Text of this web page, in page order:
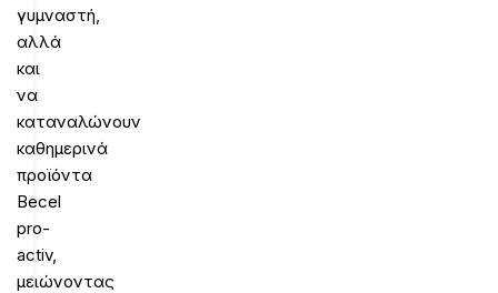
γυμναστή,
αλλά
και
να
καταναλώνουν
καθημερινά
προϊόντα
Becel
pro-
activ,
μειώνοντας